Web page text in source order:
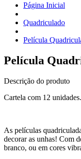
Página Inicial
Quadriculado
Película
Película
Descrição do produto
Cartela com 12 unidades.
As películas
decorar as unhas! Com
branco, ou em cores